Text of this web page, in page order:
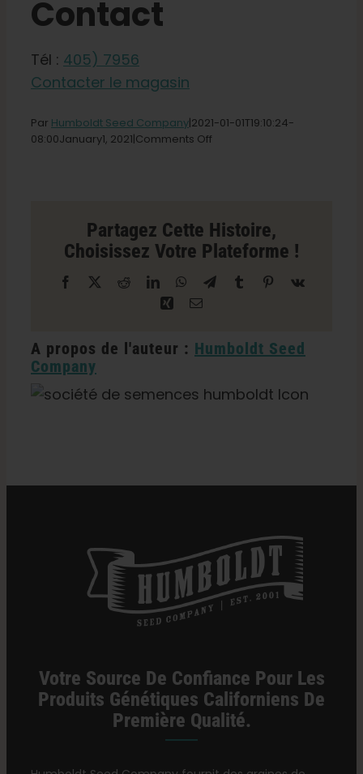
Boutique
Français
de
:
Contact
Tél : 405) 7956
Contacter le magasin
Par Humboldt Seed Company|2021-01-01T19:10:24-
08:00January1, 2021|Comments Off
Store
in
Oklahoma
Partagez Cette Histoire,
Choisissez Votre Plateforme !
Facebook RedditLinkedInWhatsAppTélégramme
Tumblr Pinterest
Vk
Xing Courriel
A propos de l'auteur : Humboldt Seed
Company
Votre Source De Confiance Pour Les
Produits Génétiques Californiens De
Première Qualité.